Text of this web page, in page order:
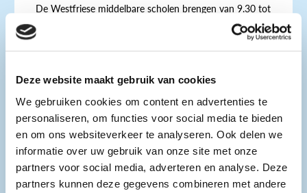
Deze website maakt gebruik van cookies
We gebruiken cookies om content en advertenties te
personaliseren, om functies voor social media te bieden
en om ons websiteverkeer te analyseren. Ook delen we
informatie over uw gebruik van onze site met onze
partners voor social media, adverteren en analyse. Deze
partners kunnen deze gegevens combineren met andere
De Westfriese middelbare scholen brengen van 9.30 tot
14.15 uur een bezoek aan deze dagen voor een
masterclass. De dag is daarom opgedeeld in
tijdsblokken.
Geïnteresseerd in een technische baan? Kom dan langs!
Na 14.15 uur is er gelegenheid voor andere
belangstellenden zoals werkzoekenden en ook ouders
en grootouders om kennis te maken met de bedrijven in
de brede technieksector.
Een mooie baan in de techniek waar men trots kan zijn
op het product of het behaalde resultaat.